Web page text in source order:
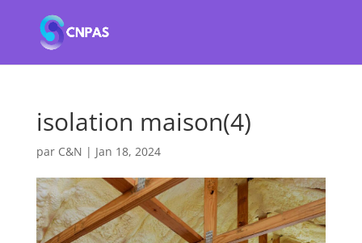
isolation maison(4)
par C&N | Jan 18, 2024